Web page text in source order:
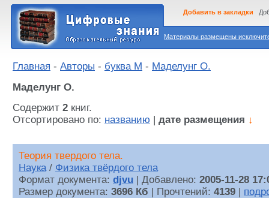
Материалы размещены
Добавить в закладки
Главная - Авторы - буква М - Маделунг О.
Маделунг О.
Содержит 2 книг.
Отсортировано по: названию дате размещения ↓
Теория твердого тела.
Наука/ Физика твёрдого тела
Формат документа: djvu | Добавлено: 2005-11-28
Размер документа: 3696 Кб | Прочтений: 4139